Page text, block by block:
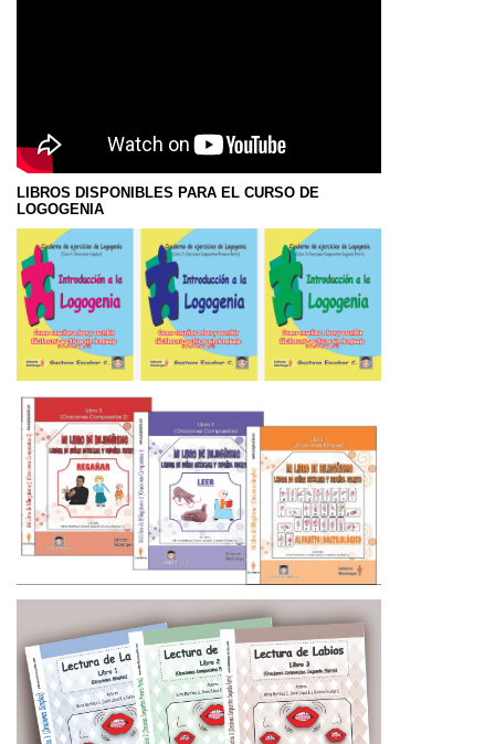
LIBROS DISPONIBLES PARA EL CURSO DE
LOGOGENIA